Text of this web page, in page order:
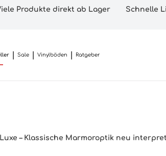
Produkte direkt ab Lager Schnelle
Sale Vinylböden Ratgeber
– Klassische Marmoroptik neu